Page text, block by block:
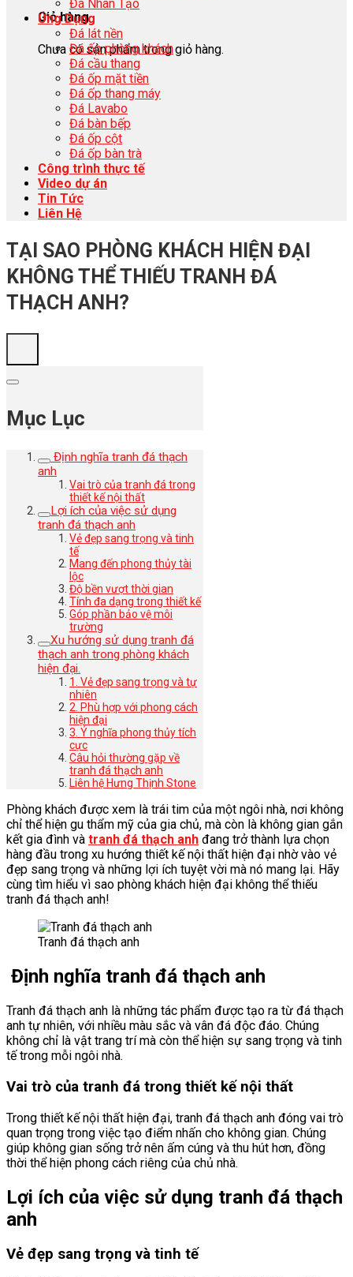
Giỏ hàng
Chưa có sản phẩm trong giỏ hàng.
Đá Nhân Tạo
Ứng Dụng
Đá lát nền
Đá ốp phòng khách
Đá cầu thang
Đá ốp mặt tiền
Đá ốp thang máy
Đá Lavabo
Đá bàn bếp
Đá ốp cột
Đá ốp bàn trà
Công trình thực tế
Video dự án
Tin Tức
Liên Hệ
TẠI SAO PHÒNG KHÁCH HIỆN ĐẠI
KHÔNG THỂ THIẾU TRANH ĐÁ
THẠCH ANH?
Mục Lục
Định nghĩa tranh đá thạch
anh
Vai trò của tranh đá trong
thiết kế nội thất
Lợi ích của việc sử dụng
tranh đá thạch anh
Vẻ đẹp sang trọng và tinh
tế
Mang đến phong thủy tài
lộc
Độ bền vượt thời gian
Tính đa dạng trong thiết kế
Góp phần bảo vệ môi
trường
Xu hướng sử dụng tranh đá
thạch anh trong phòng khách
hiện đại.
1. Vẻ đẹp sang trọng và tự
nhiên
2. Phù hợp với phong cách
hiện đại
3. Ý nghĩa phong thủy tích
cực
Câu hỏi thường gặp về
tranh đá thạch anh
Liên hệ Hưng Thịnh Stone
Phòng khách được xem là trái tim của một ngôi nhà, nơi không
chỉ thể hiện gu thẩm mỹ của gia chủ, mà còn là không gian gắn
kết gia đình và tranh đá thạch anh đang trở thành lựa chọn
hàng đầu trong xu hướng thiết kế nội thất hiện đại nhờ vào vẻ
đẹp sang trọng và những lợi ích tuyệt vời mà nó mang lại. Hãy
cùng tìm hiểu vì sao phòng khách hiện đại không thể thiếu
tranh đá thạch anh!
Tranh đá thạch anh
Định nghĩa tranh đá thạch anh
Tranh đá thạch anh là những tác phẩm được tạo ra từ đá thạch
anh tự nhiên, với nhiều màu sắc và vân đá độc đáo. Chúng
không chỉ là vật trang trí mà còn thể hiện sự sang trọng và tinh
tế trong mỗi ngôi nhà.
Vai trò của tranh đá trong thiết kế nội thất
Trong thiết kế nội thất hiện đại, tranh đá thạch anh đóng vai trò
quan trọng trong việc tạo điểm nhấn cho không gian. Chúng
giúp không gian sống trở nên ấm cúng và thu hút hơn, đồng
thời thể hiện phong cách riêng của chủ nhà.
Lợi ích của việc sử dụng tranh đá thạch
anh
Vẻ đẹp sang trọng và tinh tế